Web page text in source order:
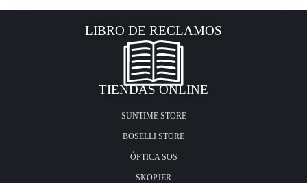
LIBRO DE RECLAMOS
TIENDAS ONLINE
SUNTIME STORE
BOSELLI STORE
ÓPTICA SOS
SKOPJER